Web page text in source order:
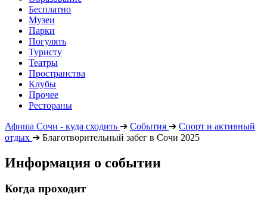
Бесплатно
Музеи
Парки
Погулять
Туристу
Театры
Пространства
Клубы
Прочее
Рестораны
Афиша Сочи - куда сходить ➔ События ➔ Спорт и активный
отдых ➔ Благотворительный забег в Сочи 2025
Информация о событии
Когда проходит